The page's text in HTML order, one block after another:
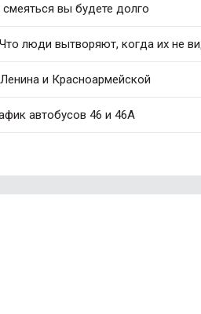
вы будете долго
люди вытворяют, когда их не
и Красноармейской
автобусов 46 и 46А